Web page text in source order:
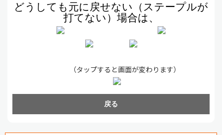
どうしても元に戻せない（ステープルが
打てない）場合は、
（タップすると画面が変わります）
戻る